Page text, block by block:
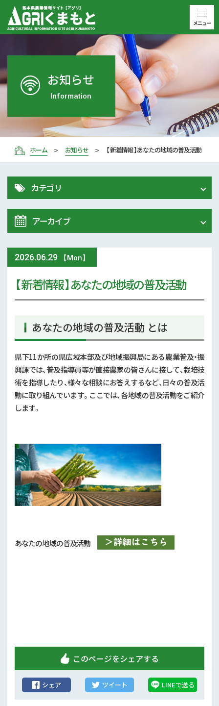
お知らせ
Information
ホーム お知らせ 【 新着情報 】あなたの地域の普及活動
2026.06.29 【Mon】
【 新着情報 】あなたの地域の普及活動
あなたの地域の普及活動 とは
県下11か所の県広域本部及び地域振興局にある農業普及・振
興課では、普及指導員等が直接農家の皆さんに接して、栽培技
術を指導したり、様々な相談にお答えするなど、日々の普及活
動に取り組んでいます。ここでは、各地域の普及活動をご紹介
します。
あなたの地域の普及活動
このページをシェアする
シェア ツイート LINEで送る
カテゴリ
令和8年 熊本地震関連情報
農業大学校
スマート農業
参考文献
気象
現地情報
行政情報
補助事業
試験研究
農業コンクール大会
アーカイブ
2026年 (74)
2025年 (107)
2023年 (139)
2022年 (170)
2021年 (173)
2020年 (167)
メニュー